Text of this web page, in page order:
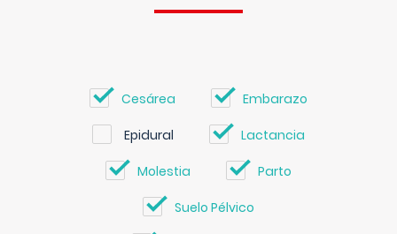
Cesárea Embarazo
Epidural Lactancia
Molestia Parto
Suelo Pélvico